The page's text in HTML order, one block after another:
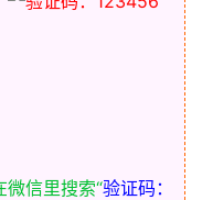
微信里搜索“验证码：